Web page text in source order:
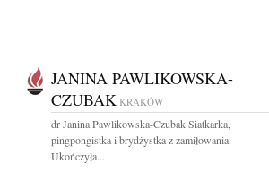
JANINA PAWLIKOWSKA-
CZUBAK KRAKÓW
dr Janina Pawlikowska-Czubak Siatkarka,
pingpongistka i brydżystka z zamiłowania.
Ukończyła...